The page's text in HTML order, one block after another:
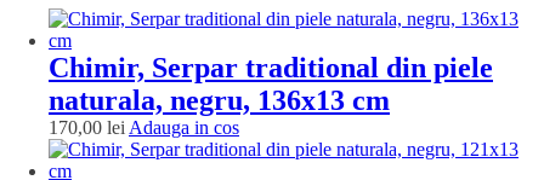
naturala,
126x13Chimir, Serpar traditional din piele
naturala, negru, 136x13 cm
170,00 lei Adauga in cosAdauga
in